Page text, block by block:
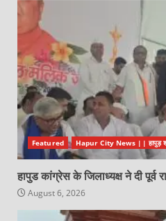
Featured Hapur City News || हापुड़
हापुड कांग्रेस के जिलाध्यक्ष ने दी पूर्व
August 6, 2026